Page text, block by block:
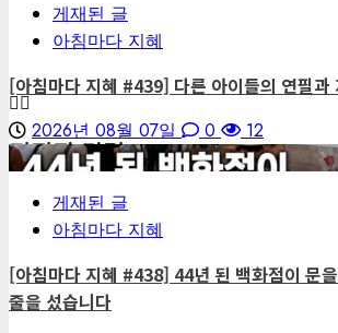
게재된 글
아침마다 지혜
[아침마다 지혜 #439] 다른 아이들의 연필과
2026년 08월 07일 0
12
4
게재된 글
아침마다 지혜
[아침마다 지혜 #438] 44년 된 백화점이 문
줄을 섰습니다
편집장 칼럼